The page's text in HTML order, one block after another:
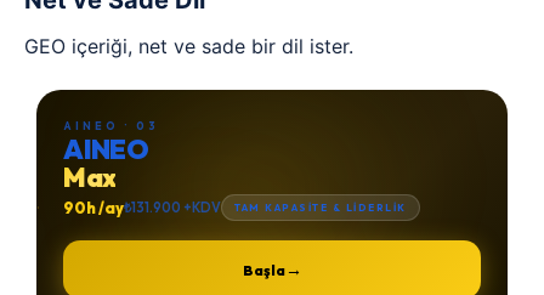
GEO içeriği, net ve sade bir dil ister.
AINEO · 03
AINEO
Max
90h /ay₺131.900 +KDV TAM KAPASİTE & LİDERLİK
Başla→